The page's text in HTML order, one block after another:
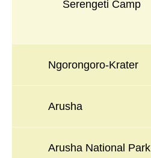
Serengeti Camp
Ngorongoro-Krater
Arusha
Arusha National Park